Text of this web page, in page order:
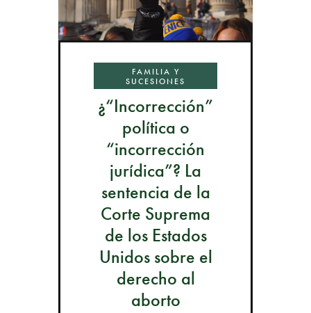
FAMILIA Y
SUCESIONES
¿“Incorrección”
política o
“incorrección
jurídica”? La
sentencia de la
Corte Suprema
de los Estados
Unidos sobre el
derecho al
aborto